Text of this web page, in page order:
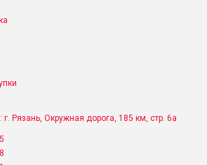
Рязань, Окружная дорога, 185 км, стр. 6а